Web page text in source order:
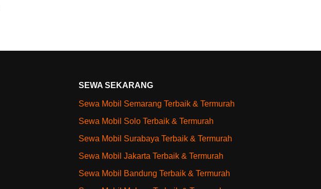
SEWA SEKARANG
Sewa Mobil Semarang Terbaik & Termurah
Sewa Mobil Solo Terbaik & Termurah
Sewa Mobil Surabaya Terbaik & Termurah
Sewa Mobil Jakarta Terbaik & Termurah
Sewa Mobil Bandung Terbaik & Termurah